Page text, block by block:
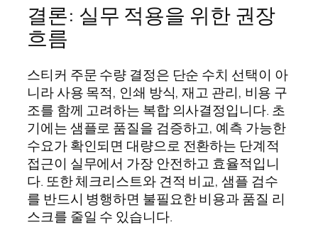
결론: 실무 적용을 위한 권장
흐름
스티커 주문 수량 결정은 단순 수치 선택이 아
니라 사용 목적, 인쇄 방식, 재고 관리, 비용 구
조를 함께 고려하는 복합 의사결정입니다. 초
기에는 샘플로 품질을 검증하고, 예측 가능한
수요가 확인되면 대량으로 전환하는 단계적
접근이 실무에서 가장 안전하고 효율적입니
다. 또한 체크리스트와 견적 비교, 샘플 검수
를 반드시 병행하면 불필요한 비용과 품질 리
스크를 줄일 수 있습니다.